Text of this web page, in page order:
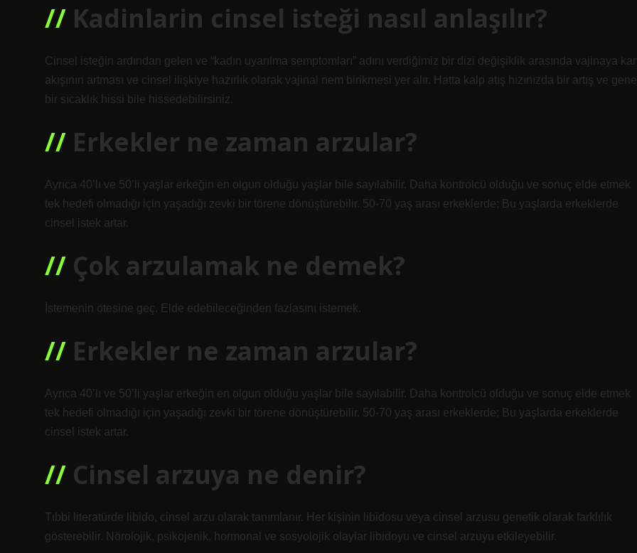
Kadinlarin cinsel isteği nasıl anlaşılır?
Cinsel isteğin ardından gelen ve “kadın uyarılma semptomları” adını verdiğimiz bir dizi değişiklik arasında vajinaya
akışının artması ve cinsel ilişkiye hazırlık olarak vajinal nem birikmesi yer alır. Hatta kalp atış hızınızda bir artış ve
bir sıcaklık hissi bile hissedebilirsiniz.
Erkekler ne zaman arzular?
Ayrıca 40’lı ve 50’li yaşlar erkeğin en olgun olduğu yaşlar bile sayılabilir. Daha kontrolcü olduğu ve sonuç elde etmek
tek hedefi olmadığı için yaşadığı zevki bir törene dönüştürebilir. 50-70 yaş arası erkeklerde; Bu yaşlarda erkeklerde
cinsel istek artar.
Çok arzulamak ne demek?
İstemenin ötesine geç. Elde edebileceğinden fazlasını istemek.
Erkekler ne zaman arzular?
Ayrıca 40’lı ve 50’li yaşlar erkeğin en olgun olduğu yaşlar bile sayılabilir. Daha kontrolcü olduğu ve sonuç elde etmek
tek hedefi olmadığı için yaşadığı zevki bir törene dönüştürebilir. 50-70 yaş arası erkeklerde; Bu yaşlarda erkeklerde
cinsel istek artar.
Cinsel arzuya ne denir?
Tıbbi literatürde libido, cinsel arzu olarak tanımlanır. Her kişinin libidosu veya cinsel arzusu genetik olarak farklılık
gösterebilir. Nörolojik, psikojenik, hormonal ve sosyolojik olaylar libidoyu ve cinsel arzuyu etkileyebilir.